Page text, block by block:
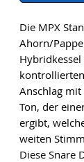
Die MPX
Ahorn/
Anschlag mit
Ton, der
ergibt,
weiten
Diese Snare